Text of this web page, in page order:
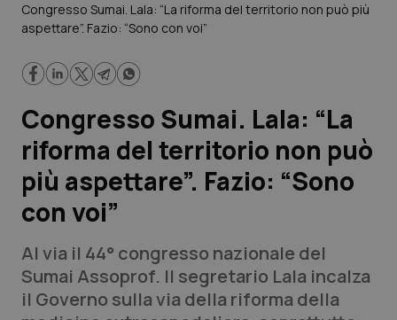
Governo e Parlamento
Regioni e Asl
Lavoro e Professioni
Scienza e Farmaci
Studi e Analisi
Lettere al direttore
Edizioni Regionali
Congresso Sumai. Lala: “La riforma del territorio non può più
aspettare”. Fazio: “Sono con voi”
Congresso Sumai. Lala: “La
riforma del territorio non può
più aspettare”. Fazio: “Sono
con voi”
Al via il 44° congresso nazionale del
Sumai Assoprof. Il segretario Lala incalza
il Governo sulla via della riforma della